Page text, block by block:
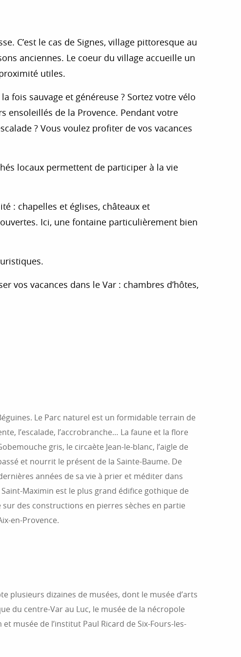
C’est le cas de Signes, village pittoresque au
anciennes. Le coeur du village accueille un
utiles.
fois sauvage et généreuse ? Sortez votre vélo
ensoleillés de la Provence. Pendant votre
? Vous voulez profiter de vos vacances
locaux permettent de participer à la vie
: chapelles et églises, châteaux et
Ici, une fontaine particulièrement bien
vos vacances dans le Var : chambres d’hôtes,
Le Parc naturel est un formidable terrain de
l’escalade, l’accrobranche… La faune et la flore
gris, le circaète Jean-le-blanc, l’aigle de
et nourrit le présent de la Sainte-Baume. De
années de sa vie à prier et méditer dans
Maximin est le plus grand édifice gothique de
des constructions en pierres sèches en partie
en-Provence.
plusieurs dizaines de musées, dont le musée d’arts
du centre-Var au Luc, le musée de la nécropole
musée de l’institut Paul Ricard de Six-Fours-les-